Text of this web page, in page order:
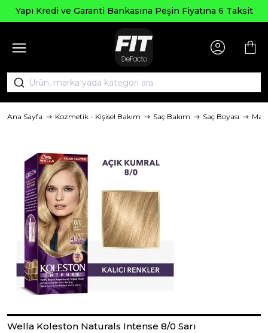
Bankasına Peşin Fiyatına 6 Taksit
Ana Sayfa Kozmetik - Kişisel Bakım Saç Bakım Saç Boyası
Wella Koleston Naturals Intense 8/0 Sarı